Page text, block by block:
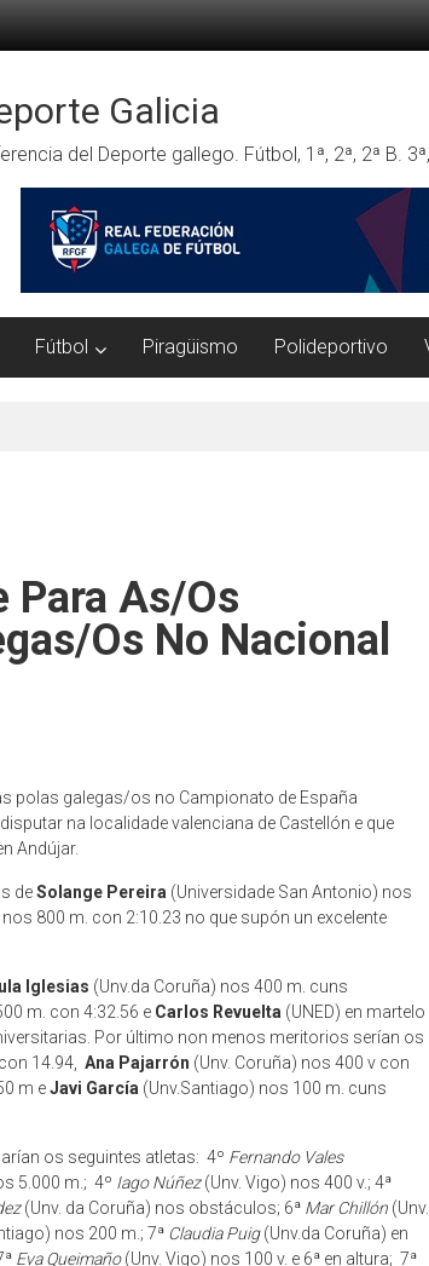
Galicia
del Deporte gallego. Fútbol, 1ª, 2ª, 2ª B.
Fútbol Piragüismo Polideportivo
Para As/os
os No Nacional
polas galegas/os no Campionato de España
na localidade valenciana de Castellón e que
Andújar.
deSolange Pereira (Universidade San Antonio) nos
nos 800 m. con 2:10.23 no que supón un excelente
Iglesias (Unv.da Coruña) nos 400 m. cuns
m. con 4:32.56 e Carlos Revuelta (UNED) en martelo
Por último non menos meritorios serían os
14.94, Ana Pajarrón (Unv. Coruña) nos 400 v con
m eJavi García (Unv.Santiago) nos 100 m. cuns
os seguintes atletas: 4º Fernando Vales
5.000 m.; 4º Iago Núñez(Unv. Vigo) nos 400 v.; 4ª
(Unv. da Coruña) nos obstáculos; 6ª Mar Chillón (Unv.
nos 200 m.; 7ª Claudia Puig(Unv.da Coruña) en
Eva Queimaño(Unv. Vigo) nos 100 v. e 6ª en altura; 7ª